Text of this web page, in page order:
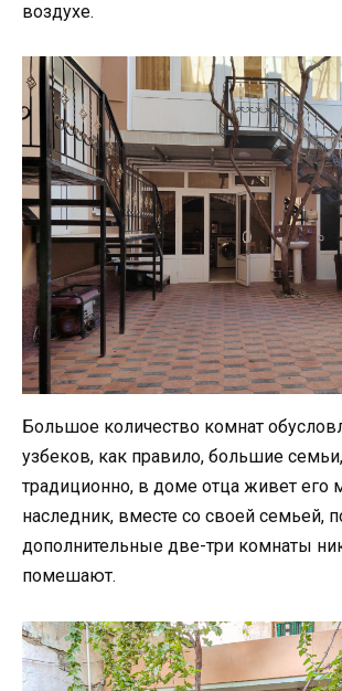
воздухе.
Большое количество комнат
узбеков, как правило, большие
традиционно, в доме отца живет его
наследник, вместе со своей семьей,
дополнительные две-три комнаты
помешают.